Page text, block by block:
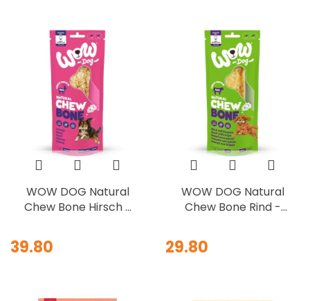
WOW DOG Natural
Chew Bone Hirsch -
skóry jelenia 80g
39.80
WOW DOG Natural
Chew Bone Rind -
skóry i żwaczy
wołowych 115g
29.80